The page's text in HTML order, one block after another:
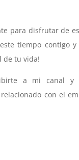
para disfrutar de
tiempo contigo
de tu vida!
a mi canal y
con el